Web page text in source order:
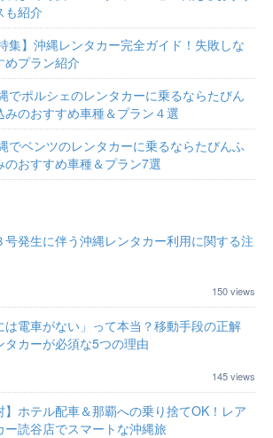
も紹介
集】沖縄レンタカー完全ガイド！失敗しな
めプラン紹介
でポルシェのレンタカーに乗るならたびん
のおすすめ車種＆プラン４選
でベンツのレンタカーに乗るならたびんふ
のおすすめ車種＆プラン7選
号発生に伴う沖縄レンタカー利用に関する注
150 views
は電車がない」って本当？移動手段の正解
タカーが必須な5つの理由
145 views
】ホテル配車＆那覇への乗り捨てOK！レア
ー読谷店でスマートな沖縄旅